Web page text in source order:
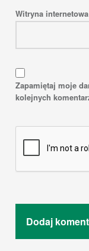
Witryna internetowa
Zapamiętaj moje
kolejnych